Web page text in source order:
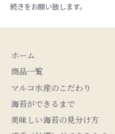
続きをお願い致します。
ホーム
商品一覧
マルコ水産のこだわり
海苔ができるまで
美味しい海苔の見分け方